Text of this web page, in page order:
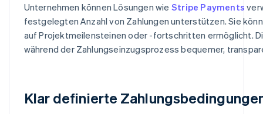
Unternehmen können Lösungen wie Stripe Payments
festgelegten Anzahl von Zahlungen unterstützen. Sie
auf Projektmeilensteinen oder -fortschritten ermöglicht.
während der Zahlungseinzugsprozess bequemer,
Klar definierte